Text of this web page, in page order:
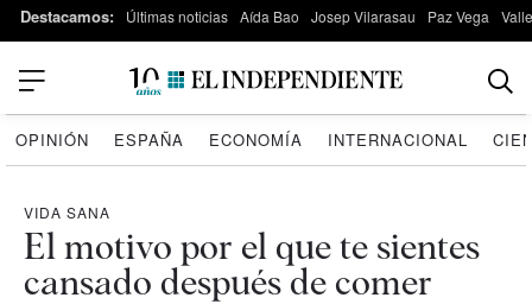
Destacamos: Últimas noticias Aída Bao Josep Vilarasau Paz Vega
OPINIÓN ESPAÑA ECONOMÍA INTERNACIONAL
VIDA SANA
El motivo por el que te sientes
cansado después de comer